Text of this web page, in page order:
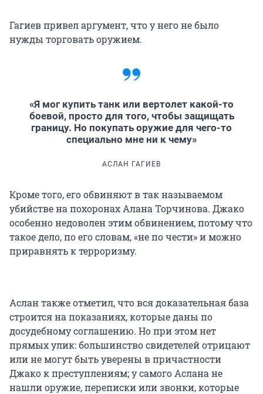
Гагиев привел аргумент, что у него не было
нужды торговать оружием.
«Я мог купить танк или вертолет какой-то
боевой, просто для того, чтобы защищать
границу. Но покупать оружие для чего-то
специально мне ни к чему»
АСЛАН ГАГИЕВ
Кроме того, его обвиняют в так называемом
убийстве на похоронах Алана Торчинова. Джако
особенно недоволен этим обвинением, потому что
такое дело, по его словам, «не по чести» и можно
приравнять к терроризму.
Аслан также отметил, что вся доказательная база
строится на показаниях, которые даны по
досудебному соглашению. Но при этом нет
прямых улик: большинство свидетелей отрицают
или не могут быть уверены в причастности
Джако к преступлениям; у самого Аслана не
нашли оружие, переписки или звонки, которые